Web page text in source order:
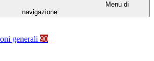
Menu di
navigazione
generali 90